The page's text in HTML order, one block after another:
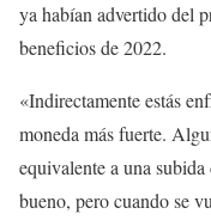
ya habían advertido del
beneficios de 2022.
«Indirectamente estás
moneda más fuerte.
equivalente a una
bueno, pero cuando se